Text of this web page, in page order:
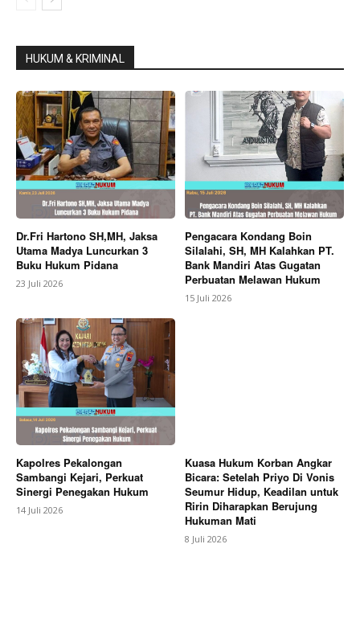
HUKUM & KRIMINAL
Dr.Fri Hartono SH,MH, Jaksa
Utama Madya Luncurkan 3
Buku Hukum Pidana
23 Juli 2026
Pengacara Kondang Boin
Silalahi, SH, MH Kalahkan PT.
Bank Mandiri Atas Gugatan
Perbuatan Melawan Hukum
15 Juli 2026
Kapolres Pekalongan
Sambangi Kejari, Perkuat
Sinergi Penegakan Hukum
14 Juli 2026
Kuasa Hukum Korban Angkar
Bicara: Setelah Priyo Di Vonis
Seumur Hidup, Keadilan untuk
Ririn Diharapkan Berujung
Hukuman Mati
8 Juli 2026